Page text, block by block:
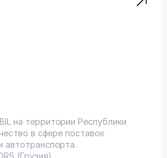
на территории Республики
в сфере поставок
(Грузия),